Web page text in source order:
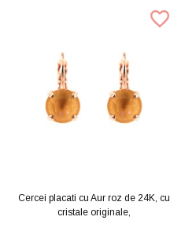
Cercei placati cu Aur roz de 24K, cu
cristale originale,